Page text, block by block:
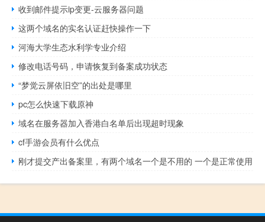
收到邮件提示ip变更-云服务器问题
这两个域名的实名认证赶快操作一下
河海大学生态水利学专业介绍
修改电话号码，申请恢复到备案成功状态
“梦觉云屏依旧空”的出处是哪里
pc怎么快速下载原神
域名在服务器加入香港白名单后出现超时现象
cf手游会员有什么优点
刚才提交产出备案里，有两个域名一个是不用的 一个是正常使用